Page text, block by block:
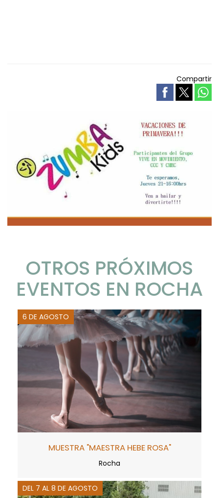
Compartir
OTROS PRÓXIMOS
EVENTOS EN ROCHA
6 DE AGOSTO
MUESTRA "MAESTRA HEBE ROSA"
Rocha
DEL 7 AL 8 DE AGOSTO